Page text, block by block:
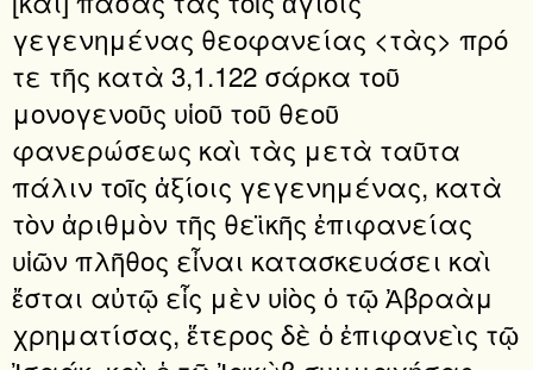
γεγενημένας θεοφανείας <τὰς> πρό
τε τῆς κατὰ 3,1.122 σάρκα τοῦ
μονογενοῦς υἱοῦ τοῦ θεοῦ
φανερώσεως καὶ τὰς μετὰ ταῦτα
πάλιν τοῖς ἀξίοις γεγενημένας, κατὰ
τὸν ἀριθμὸν τῆς θεϊκῆς ἐπιφανείας
υἱῶν πλῆθος εἶναι κατασκευάσει καὶ
ἔσται αὐτῷ εἷς μὲν υἱὸς ὁ τῷ Ἀβραὰμ
χρηματίσας, ἕτερος δὲ ὁ ἐπιφανεὶς τῷ